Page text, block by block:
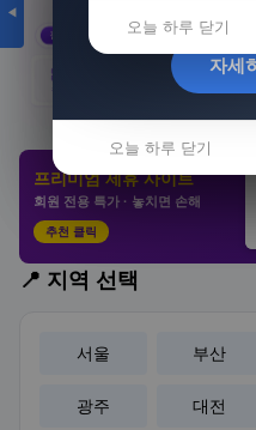
프리미엄 제휴 사이트
회원 전용 특가 · 놓치면 손해
추천 클릭
📍 지역 선택
서울 부산
광주 대전
오늘 하루 닫기
자세
오늘 하루 닫기
자세
오늘 하루 닫기
◀